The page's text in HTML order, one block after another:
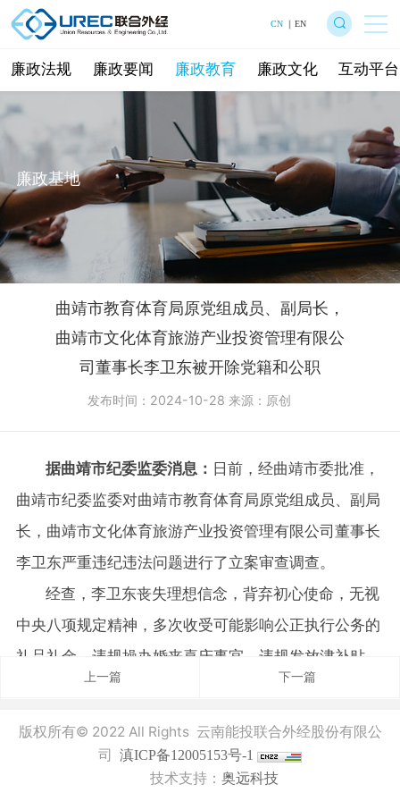
CN EN
廉政法规 廉政要闻 廉政教育 廉政文化 互动平台
廉政基地
曲靖市教育体育局原党组成员、副局长，
曲靖市文化体育旅游产业投资管理有限公
司董事长李卫东被开除党籍和公职
发布时间：2024-10-28 来源：原创
据曲靖市纪委监委消息： 日前，经曲靖市委批准，
曲靖市纪委监委对曲靖市教育体育局原党组成员、副局
长，曲靖市文化体育旅游产业投资管理有限公司董事长
李卫东严重违纪违法问题进行了立案审查调查。
经查，李卫东丧失理想信念，背弃初心使命，无视
中央八项规定精神，多次收受可能影响公正执行公务的
礼品礼金，违规操办婚丧喜庆事宜，违规发放津补贴，
违规开展公务接待，侵占非本人经管的公私财物；利用
额特别巨大。
李卫东严重违反中央八项规定精神，构成严重职务
上一篇 下一篇
版权所有© 2022 All Rights 云南能投联合外经股份有限公
司
滇ICP备12005153号-1
技术支持： 奥远科技